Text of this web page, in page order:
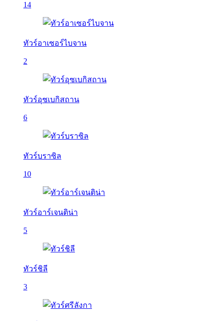
14
ทัวร์อาเซอร์ไบจาน
2
ทัวร์อุซเบกิสถาน
6
ทัวร์บราซิล
10
ทัวร์อาร์เจนติน่า
5
ทัวร์ชิลี
3